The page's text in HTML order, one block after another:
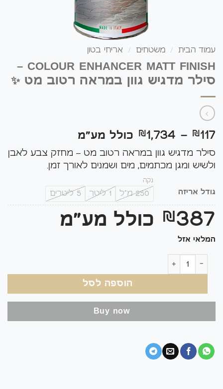
עמוד הבית / משטחים / אריחי בטון
COLOUR ENHANCER MATT FINISH –
סילר מדגיש גוון במראה רטוב מט ✨
₪117
–
₪1,734
טווח
עד
כולל מע"מ
סילר מדגיש גוון במראה רטוב מט – מחזק צבע לאבן
ולשיש ומגן מכתמים, מים ושמנים לאורך זמן.
גודל אריזה 250 מ"ל 1 ליטר 5 ליטרים
נקה
₪387 כולל מע"מ
המלאי אזל
כמות של COLOUR ENHANCER MATT FINISH – סילר מדגיש גוון במראה רטוב מט ✨
הוספה לסל
Buy now